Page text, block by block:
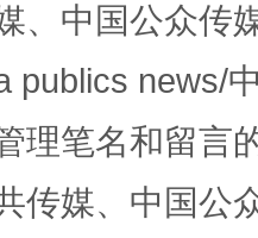
、中国公众传
publics news/
理笔名和留言
传媒、中国公